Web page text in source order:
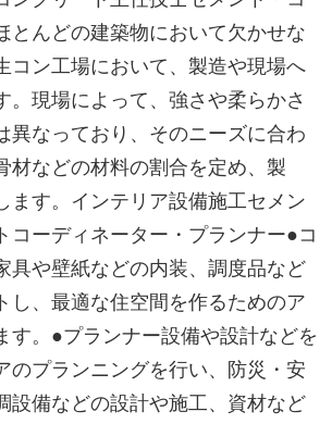
とんどの建築物において欠かせな
コン工場において、製造や現場へ
。現場によって、強さや柔らかさ
異なっており、そのニーズに合わ
材などの材料の割合を定め、製
ます。インテリア設備施工セメン
コーディネーター・プランナー●コ
具や壁紙などの内装、調度品など
し、最適な住空間を作るためのア
す。●プランナー設備や設計などを
のプランニングを行い、防災・安
設備などの設計や施工、資材など